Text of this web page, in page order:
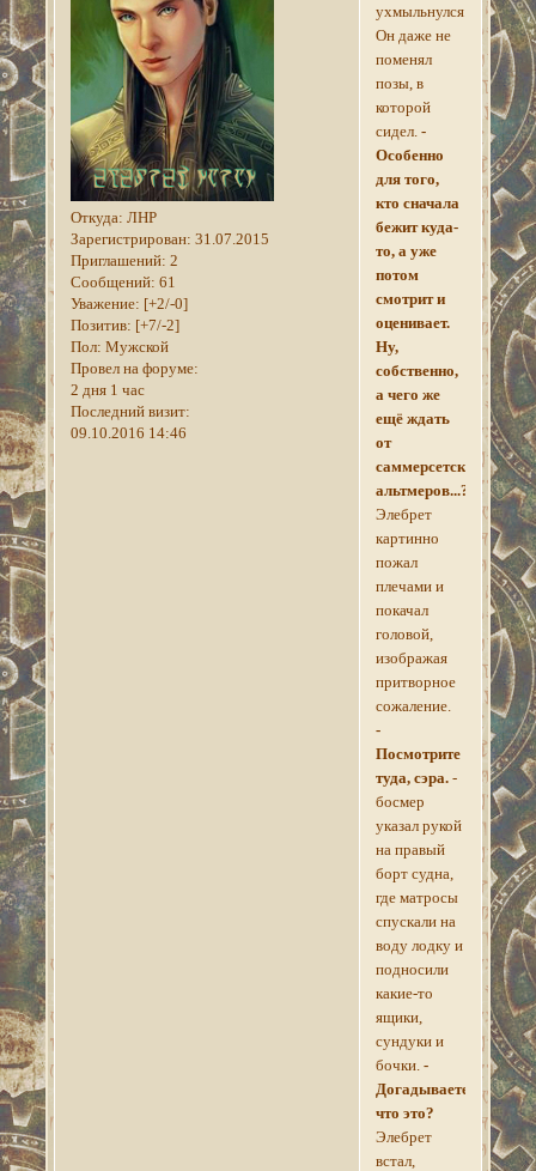
Откуда: ЛНР
Зарегистрирован: 31.07.2015
Приглашений: 2
Сообщений: 61
Уважение: [+2/-0]
Позитив: [+7/-2]
Пол: Мужской
Провел на форуме:
2 дня 1 час
Последний визит:
09.10.2016 14:46
ухмыльнулся.
Он даже не
поменял
позы, в
которой
сидел.-
Особенно
для того,
кто сначала
бежит куда-
то, а уже
потом
смотрит и
оценивает.
Ну,
собственно,
а чего же
ещё ждать
от
саммерсетских
альтмеров...?
Элебрет
картинно
пожал
плечами и
покачал
головой,
изображая
притворное
сожаление.
-
Посмотрите
туда, сэра.-
босмер
указал рукой
на правый
борт судна,
где матросы
спускали на
воду лодку и
подносили
какие-то
ящики,
сундуки и
бочки.-
Догадываетесь
что это?
Элебрет
встал,